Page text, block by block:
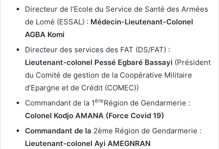
Directeur de l’Ecole du Service de Santé des Armées
de Lomé (ESSAL) : Médecin-Lieutenant-Colonel
AGBA Komi
Directeur des services des FAT (DS/FAT) :
Lieutenant-colonel Pessé Egbaré Bassayi (Président
du Comité de gestion de la Coopérative Militaire
d’Epargne et de Crédit (COMEC))
Commandant de la 1èreRégion de Gendarmerie :
Colonel Kodjo AMANA (Force Covid 19)
Commandant de la 2ème Région de Gendarmerie :
Lieutenant-colonel Ayi AMEGNRAN